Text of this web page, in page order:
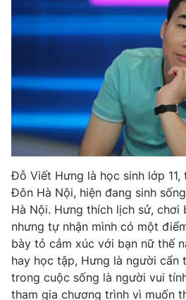
Tổng Biên tập:Vũ Thanh Thủy
Phó Tổng Biên tập:Nguyễn Thị Mỹ
024.38 355 931 -
Ðiện thoại Thời báo VTV:
024.66 897
Email:toasoan@vtv.vn
Liên hệ quảng cáo:
024-7300.7108
Đỗ Viết Hưng là học sinh lớp 11,
Đôn Hà Nội, hiện đang sinh
Hà Nội. Hưng thích lịch sử, chơi
nhưng tự nhận mình có một
bày tỏ cảm xúc với bạn nữ thế
hay học tập, Hưng là người cẩn
trong cuộc sống là người vui
tham gia chương trình vì muốn